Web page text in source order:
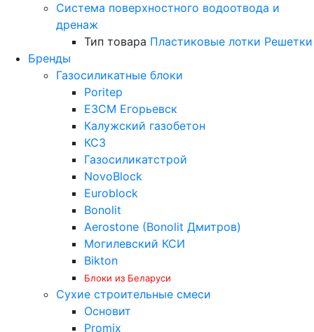
Система поверхностного водоотвода и
дренаж
Тип товара Пластиковые лотки Решетки
Бренды
Газосиликатные блоки
Poritep
ЕЗСМ Егорьевск
Калужский газобетон
КСЗ
Газосиликатстрой
NovoBlock
Euroblock
Bonolit
Aerostone (Bonolit Дмитров)
Могилевский КСИ
Bikton
Блоки из Беларуси
Сухие строительные смеси
Основит
Promix